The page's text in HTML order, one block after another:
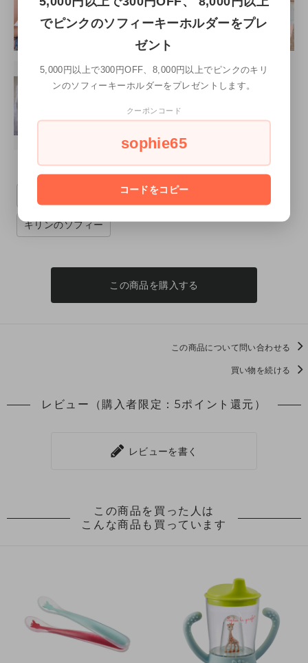
ベビーシャワーギフト
キリンのソフィー
この商品を購入する
この商品について問い合わせる
買い物を続ける
レビュー（購入者限定：5ポイント還元）
レビューを書く
この商品を買った人は
こんな商品も買っています
でピンクのソフィーキーホルダーをプレ
ゼント
5,000円以上で300円OFF、8,000円以上でピンクのキリ
ンのソフィーキーホルダーをプレゼントします。
クーポンコード
sophie65
コードをコピー